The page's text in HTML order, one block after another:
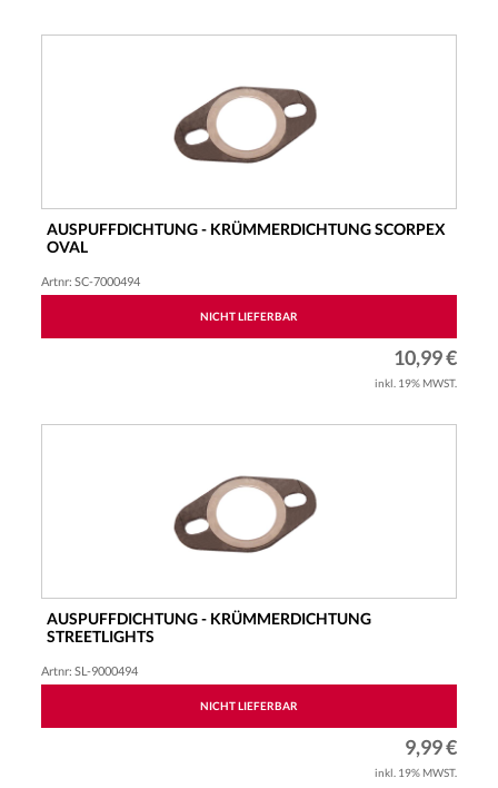
AUSPUFFDICHTUNG - KRÜMMERDICHTUNG SCORPEX
OVAL
Artnr: SC-7000494
NICHT LIEFERBAR
10,99 €
inkl. 19% MWST.
AUSPUFFDICHTUNG - KRÜMMERDICHTUNG
STREETLIGHTS
Artnr: SL-9000494
NICHT LIEFERBAR
9,99 €
inkl. 19% MWST.